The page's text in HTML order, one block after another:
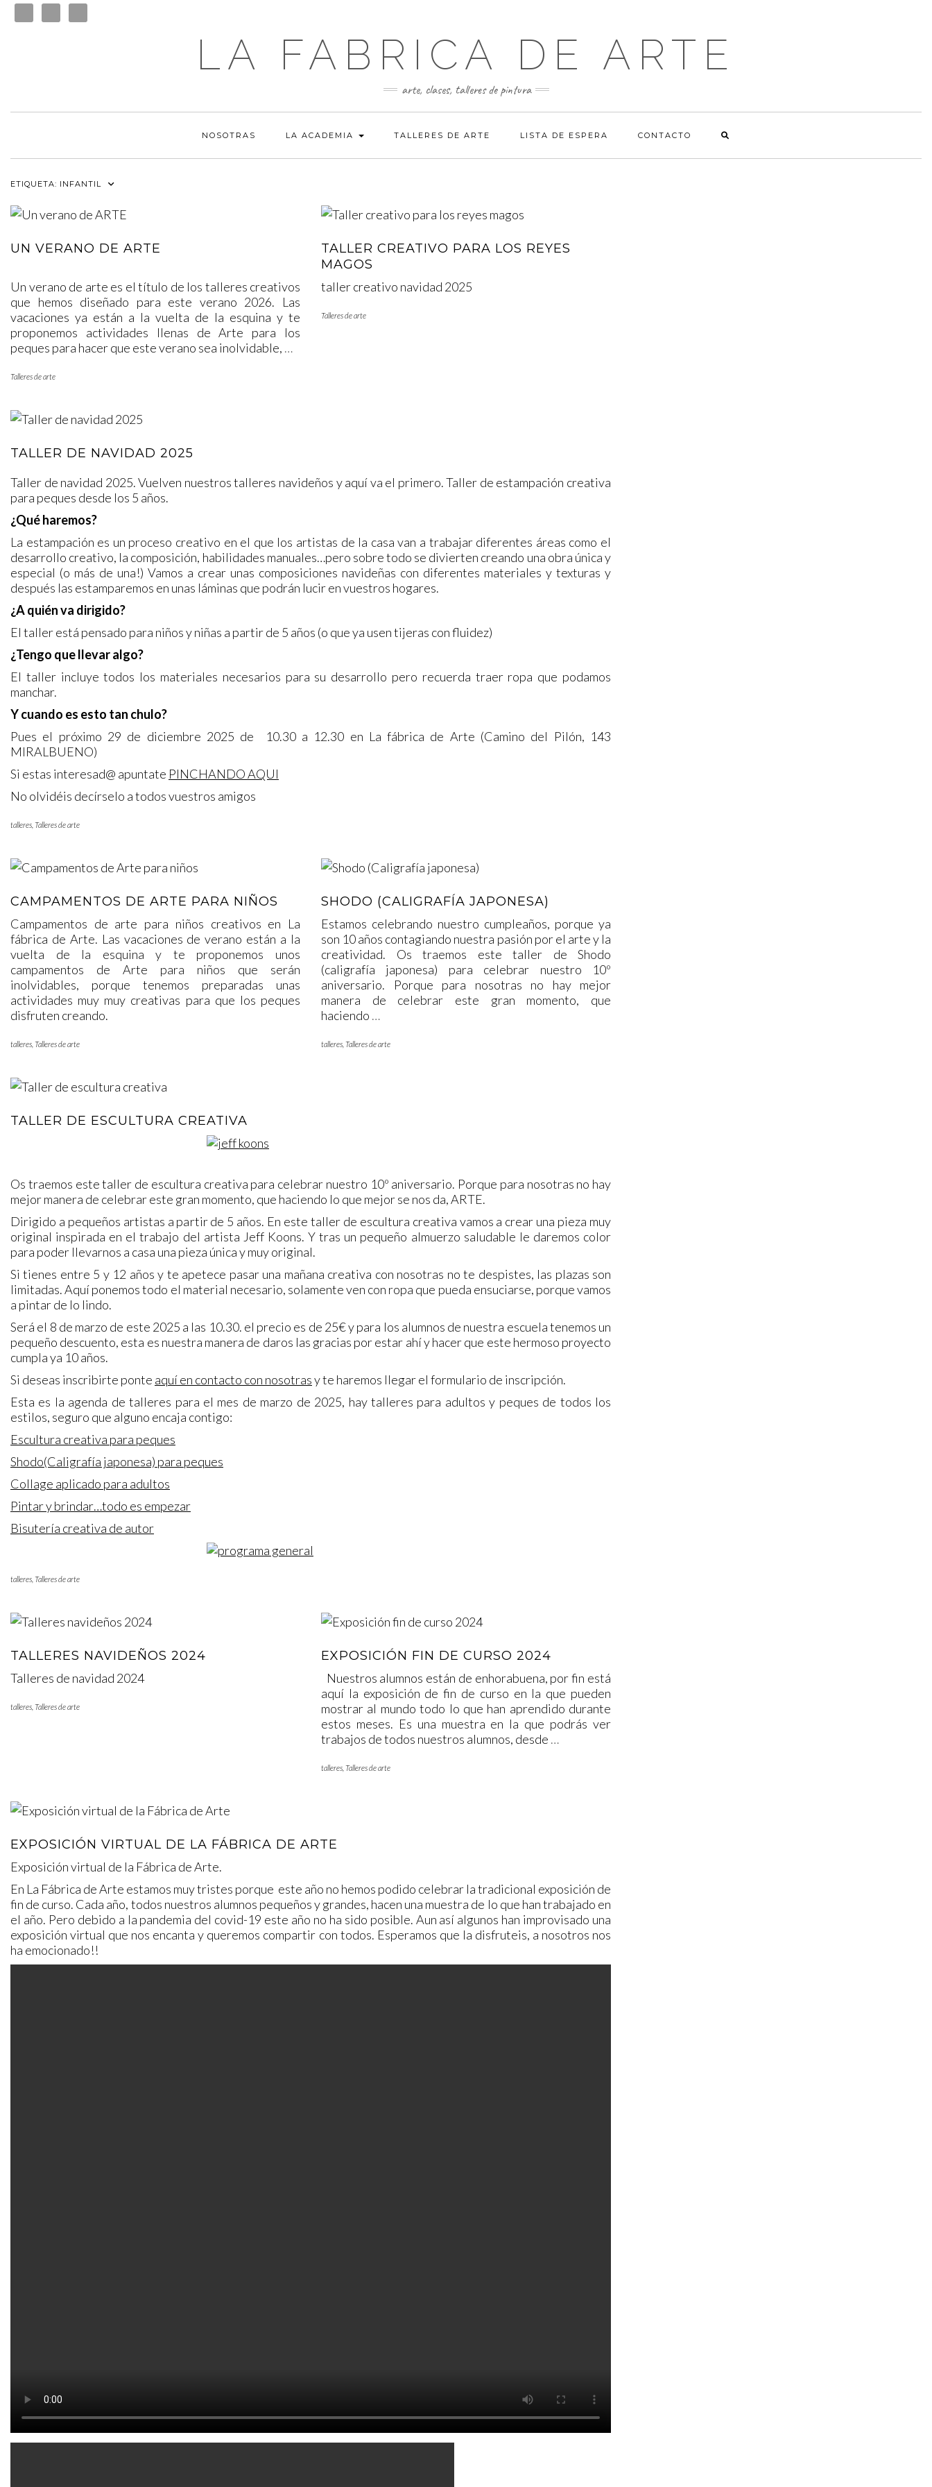
LA FABRICA DE ARTE
arte, clases, talleres de pintura
NOSOTRAS LA ACADEMIA TALLERES DE ARTE LISTA DE ESPERA CONTACTO
ETIQUETA: INFANTIL
UN VERANO DE ARTE
Un verano de arte es el título de los talleres creativos
que hemos diseñado para este verano 2026. Las
vacaciones ya están a la vuelta de la esquina y te
proponemos actividades llenas de Arte para los
peques para hacer que este verano sea inolvidable, …
Talleres de arte
TALLER CREATIVO PARA LOS REYES
MAGOS
taller creativo navidad 2025
Talleres de arte
TALLER DE NAVIDAD 2025
Taller de navidad 2025. Vuelven nuestros talleres navideños y aquí va el primero. Taller de estampación creativa
para peques desde los 5 años.
¿Qué haremos?
La estampación es un proceso creativo en el que los artistas de la casa van a trabajar diferentes áreas como el
desarrollo creativo, la composición, habilidades manuales…pero sobre todo se divierten creando una obra única y
especial (o más de una!) Vamos a crear unas composiciones navideñas con diferentes materiales y texturas y
después las estamparemos en unas láminas que podrán lucir en vuestros hogares.
¿A quién va dirigido?
El taller está pensado para niños y niñas a partir de 5 años (o que ya usen tijeras con fluidez)
¿Tengo que llevar algo?
El taller incluye todos los materiales necesarios para su desarrollo pero recuerda traer ropa que podamos
manchar.
Y cuando es esto tan chulo?
Pues el próximo 29 de diciembre 2025 de 10.30 a 12.30 en La fábrica de Arte (Camino del Pilón, 143
MIRALBUENO)
Si estas interesad@ apuntate PINCHANDO AQUI
No olvidéis decírselo a todos vuestros amigos
talleres Talleres de arte
CAMPAMENTOS DE ARTE PARA NIÑOS
Campamentos de arte para niños creativos en La
fábrica de Arte. Las vacaciones de verano están a la
vuelta de la esquina y te proponemos unos
campamentos de Arte para niños que serán
inolvidables, porque tenemos preparadas unas
actividades muy muy creativas para que los peques
disfruten creando.
talleres Talleres de arte
SHODO (CALIGRAFÍA JAPONESA)
Estamos celebrando nuestro cumpleaños, porque ya
son 10 años contagiando nuestra pasión por el arte y la
creatividad. Os traemos este taller de Shodo
(caligrafía japonesa) para celebrar nuestro 10º
aniversario. Porque para nosotras no hay mejor
manera de celebrar este gran momento, que
haciendo …
talleres Talleres de arte
TALLER DE ESCULTURA CREATIVA
Os traemos este taller de escultura creativa para celebrar nuestro 10º aniversario. Porque para nosotras no hay
mejor manera de celebrar este gran momento, que haciendo lo que mejor se nos da, ARTE.
Dirigido a pequeños artistas a partir de 5 años. En este taller de escultura creativa vamos a crear una pieza muy
original inspirada en el trabajo del artista Jeff Koons. Y tras un pequeño almuerzo saludable le daremos color
para poder llevarnos a casa una pieza única y muy original.
Si tienes entre 5 y 12 años y te apetece pasar una mañana creativa con nosotras no te despistes, las plazas son
limitadas. Aquí ponemos todo el material necesario, solamente ven con ropa que pueda ensuciarse, porque vamos
a pintar de lo lindo.
Será el 8 de marzo de este 2025 a las 10.30. el precio es de 25€ y para los alumnos de nuestra escuela tenemos un
pequeño descuento, esta es nuestra manera de daros las gracias por estar ahí y hacer que este hermoso proyecto
cumpla ya 10 años.
Si deseas inscribirte ponte aquí en contacto con nosotrasy te haremos llegar el formulario de inscripción.
Esta es la agenda de talleres para el mes de marzo de 2025, hay talleres para adultos y peques de todos los
estilos, seguro que alguno encaja contigo:
Escultura creativa para peques
Shodo(Caligrafía japonesa) para peques
Collage aplicado para adultos
Pintar y brindar…todo es empezar
Bisutería creativa de autor
talleres Talleres de arte
TALLERES NAVIDEÑOS 2024
Talleres de navidad 2024
talleres Talleres de arte
EXPOSICIÓN FIN DE CURSO 2024
Nuestros alumnos están de enhorabuena, por fin está
aquí la exposición de fin de curso en la que pueden
mostrar al mundo todo lo que han aprendido durante
estos meses. Es una muestra en la que podrás ver
trabajos de todos nuestros alumnos, desde …
talleres Talleres de arte
EXPOSICIÓN VIRTUAL DE LA FÁBRICA DE ARTE
Exposición virtual de la Fábrica de Arte.
En La Fábrica de Arte estamos muy tristes porque este año no hemos podido celebrar la tradicional exposición de
fin de curso. Cada año, todos nuestros alumnos pequeños y grandes, hacen una muestra de lo que han trabajado en
el año. Pero debido a la pandemia del covid-19 este año no ha sido posible. Aun así algunos han improvisado una
exposición virtual que nos encanta y queremos compartir con todos. Esperamos que la disfruteis, a nosotros nos
ha emocionado!!